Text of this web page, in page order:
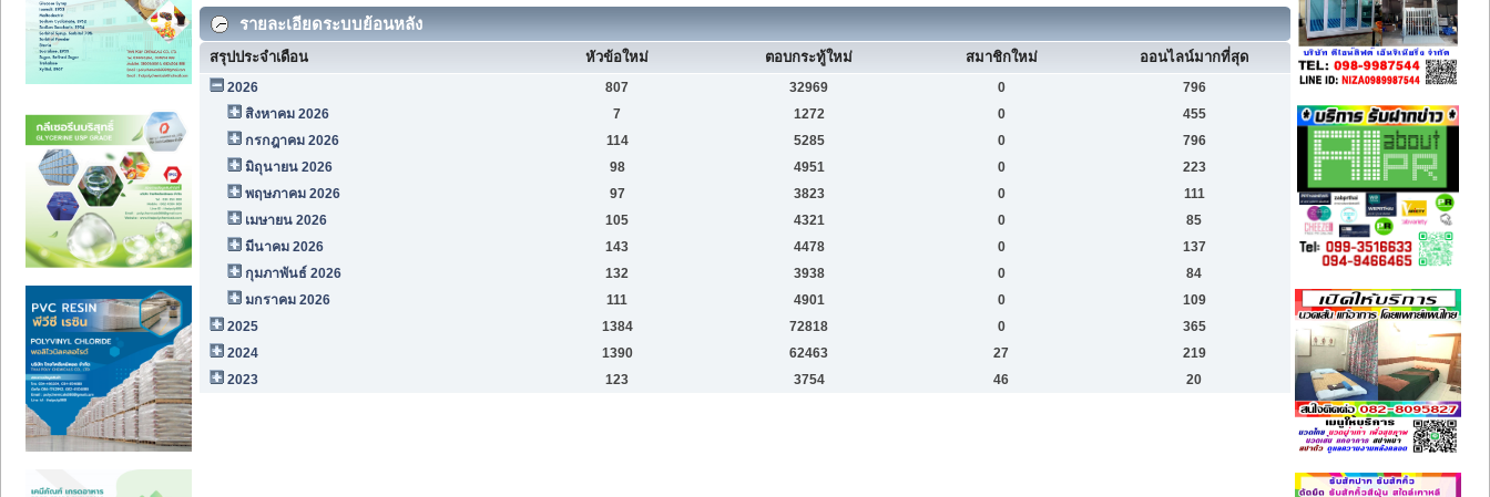
รายละเอียดระบบย้อนหลัง
สรุปประจำเดือน หัวข้อใหม่ ตอบกระทู้ใหม่ สมาชิกใหม่ ออนไลน์มากที่สุด
2026 807 32969 0
796
สิงหาคม 2026
7 1272 0
455
กรกฎาคม 2026
114 5285 0
796
มิถุนายน 2026
98 4951 0
223
พฤษภาคม 2026
97 3823 0
111
เมษายน 2026
105 4321 0
85
มีนาคม 2026
143 4478 0
137
กุมภาพันธ์ 2026
132 3938 0
84
มกราคม 2026
111 4901 0
109
2025
1384 72818 0
365
2024
1390 62463 27
219
2023
123 3754 46 20